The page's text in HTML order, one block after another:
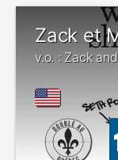
Zack et
v.o. : Zack